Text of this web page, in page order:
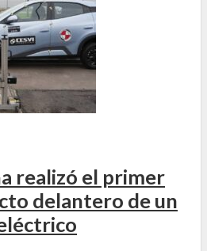
realizó el primer
delantero de un